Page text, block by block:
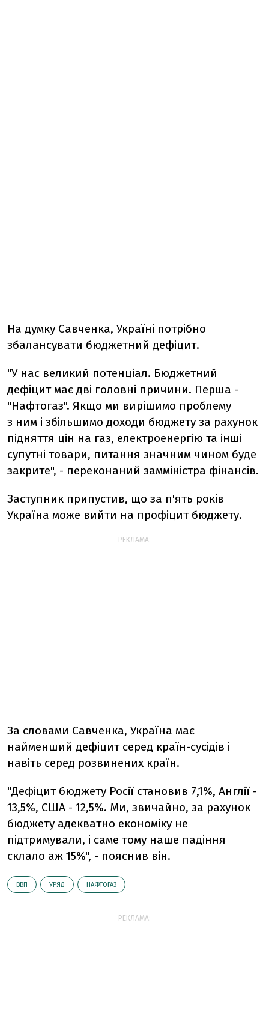
На думку Савченка, Україні потрібно
збалансувати бюджетний дефіцит.
"У нас великий потенціал. Бюджетний
дефіцит має дві головні причини. Перша -
"Нафтогаз". Якщо ми вирішимо проблему
з ним і збільшимо доходи бюджету за рахунок
підняття цін на газ, електроенергію та інші
супутні товари, питання значним чином буде
закрите", - переконаний замміністра фінансів.
Заступник припустив, що за п'ять років
Україна може вийти на профіцит бюджету.
РЕКЛАМА:
За словами Савченка, Україна має
найменший дефіцит серед країн-сусідів і
навіть серед розвинених країн.
"Дефіцит бюджету Росії становив 7,1%, Англії -
13,5%, США - 12,5%. Ми, звичайно, за рахунок
бюджету адекватно економіку не
підтримували, і саме тому наше падіння
склало аж 15%", - пояснив він.
ВВП УРЯД НАФТОГАЗ
РЕКЛАМА: